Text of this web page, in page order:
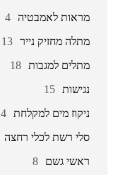
מראות לאמבטיה 4
מתלה מחזיק נייר 13
מתלים למגבות 18
נגישות 15
ניקוז מים למקלחת 4
סלי רשת לכלי רחצה
ראשי גשם
8